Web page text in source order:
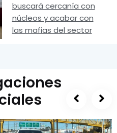
buscará cercanía con
núcleos y acabar con
las mafias del sector